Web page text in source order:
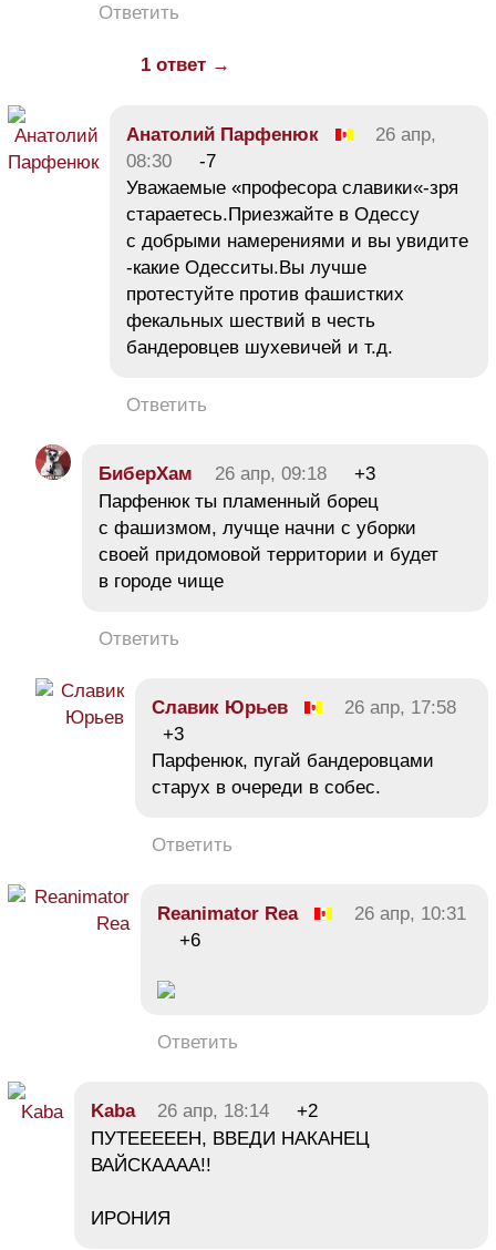
Ответить
1 ответ →
Анатолий Парфенюк
26 апр,
08:30
-7
Уважаемые «професора славики«-зря
стараетесь.Приезжайте в Одессу
с добрыми намерениями и вы увидите
-какие Одесситы.Вы лучше
протестуйте против фашистких
фекальных шествий в честь
бандеровцев шухевичей и т.д.
Ответить
БиберХам 26 апр, 09:18
+3
Парфенюк ты пламенный борец
с фашизмом, лучще начни с уборки
своей придомовой территории и будет
в городе чище
Ответить
Славик Юрьев
26 апр, 17:58
+3
Парфенюк, пугай бандеровцами
старух в очереди в собес.
Ответить
Reanimator Rea
26 апр, 10:31
+6
Ответить
Kaba 26 апр, 18:14
+2
ПУТЕЕЕЕЕН, ВВЕДИ НАКАНЕЦ
ВАЙСКАААА!!
ИРОНИЯ